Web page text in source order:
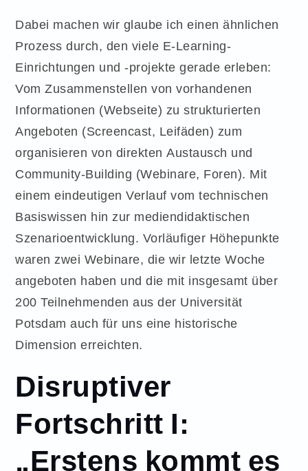
Dabei machen wir glaube ich einen ähnlichen
Prozess durch, den viele E-Learning-
Einrichtungen und -projekte gerade erleben:
Vom Zusammenstellen von vorhandenen
Informationen (Webseite) zu strukturierten
Angeboten (Screencast, Leifäden) zum
organisieren von direkten Austausch und
Community-Building (Webinare, Foren). Mit
einem eindeutigen Verlauf vom technischen
Basiswissen hin zur mediendidaktischen
Szenarioentwicklung. Vorläufiger Höhepunkte
waren zwei Webinare, die wir letzte Woche
angeboten haben und die mit insgesamt über
200 Teilnehmenden aus der Universität
Potsdam auch für uns eine historische
Dimension erreichten.
Disruptiver
Fortschritt I:
„Erstens kommt es